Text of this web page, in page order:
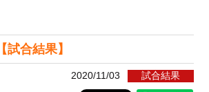
試合結果】
2020/11/03 試合結果